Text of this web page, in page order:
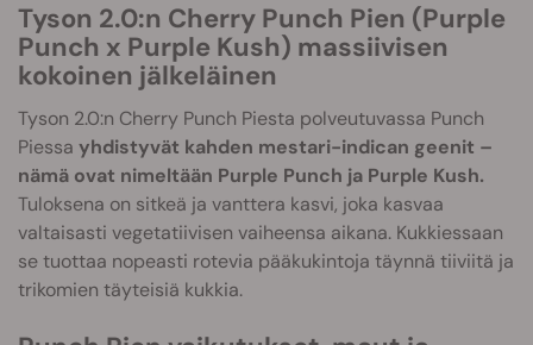
Tyson 2.0:n Cherry Punch Pien (Purple
Punch x Purple Kush) massiivisen
kokoinen jälkeläinen
Tyson 2.0:n Cherry Punch Piesta polveutuvassa Punch
Piessa yhdistyvät kahden mestari-indican geenit –
nämä ovat nimeltään Purple Punch ja Purple Kush.
Tuloksena on sitkeä ja vanttera kasvi, joka kasvaa
valtaisasti vegetatiivisen vaiheensa aikana. Kukkiessaan
se tuottaa nopeasti rotevia pääkukintoja täynnä tiiviitä ja
trikomien täyteisiä kukkia.